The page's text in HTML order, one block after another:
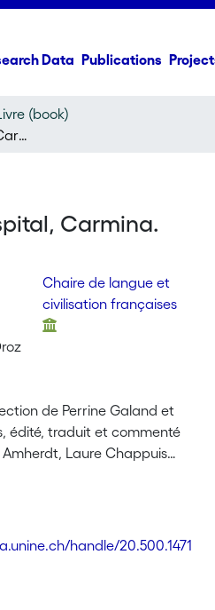
Data Publications
(book)
Michel de L'Hospital, Carmina. Livre II
Carmina.
Chaire de langue et
civilisation françaises
de Perrine Galand et
édité, traduit et commenté
Laure Chappuis
Galand et Loris Petris,
Stawarz-Luginbühl
handle/20.500.1471